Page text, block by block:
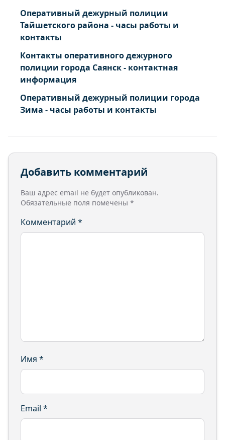
Оперативный дежурный полиции
Тайшетского района - часы работы и
контакты
Контакты оперативного дежурного
полиции города Саянск - контактная
информация
Оперативный дежурный полиции города
Зима - часы работы и контакты
Добавить комментарий
Ваш адрес email не будет опубликован.
Обязательные поля помечены *
Комментарий *
Имя *
Email *